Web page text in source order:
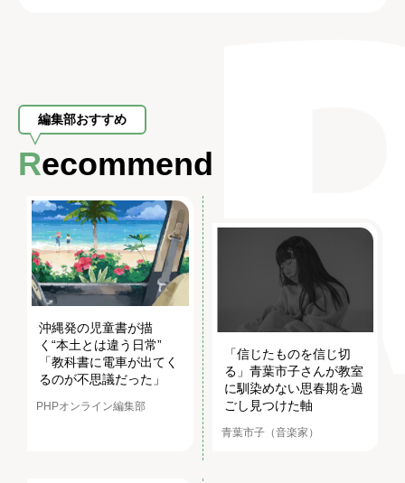
編集部おすすめ
Recommend
沖縄発の児童書が描
く“本土とは違う日常”
「教科書に電車が出てく
るのが不思議だった」
PHPオンライン編集部
「信じたものを信じ切
る」青葉市子さんが教室
に馴染めない思春期を過
ごし見つけた軸
青葉市子（音楽家）